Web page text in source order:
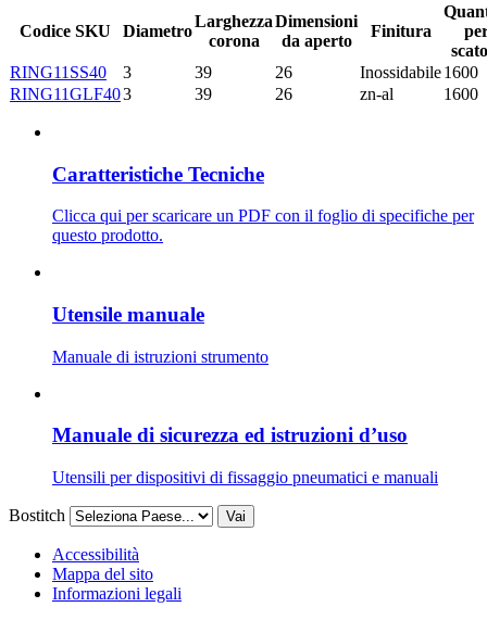
Codice SKU Diametro
Larghezza
corona
Dimensioni
da aperto
Finitura
RING11SS40
3 39 26 Inossidabile1600
RING11GLF403 39 26 zn-al 1600
Caratteristiche Tecniche
Clicca qui per scaricare un PDF con il foglio di specifiche per
questo prodotto.
Utensile manuale
Manuale di istruzioni strumento
Manuale di sicurezza ed istruzioni d’uso
Utensili per dispositivi di fissaggio pneumatici e manuali
Bostitch Vai
Accessibilità
Mappa del sito
Informazioni legali